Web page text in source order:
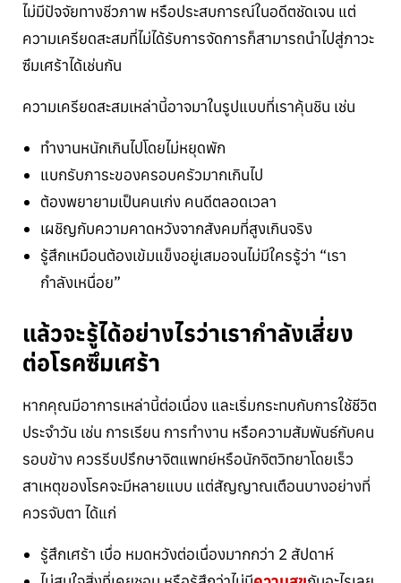
ไม่มีปัจจัยทางชีวภาพ หรือประสบการณ์ในอดีตชัดเจน แต่
ความเครียดสะสมที่ไม่ได้รับการจัดการก็สามารถนำไปสู่ภาวะ
ซึมเศร้าได้เช่นกัน
ความเครียดสะสมเหล่านี้อาจมาในรูปแบบที่เราคุ้นชิน เช่น
ทำงานหนักเกินไปโดยไม่หยุดพัก
แบกรับภาระของครอบครัวมากเกินไป
ต้องพยายามเป็นคนเก่ง คนดีตลอดเวลา
เผชิญกับความคาดหวังจากสังคมที่สูงเกินจริง
รู้สึกเหมือนต้องเข้มแข็งอยู่เสมอจนไม่มีใครรู้ว่า “เรา
กำลังเหนื่อย”
แล้วจะรู้ได้อย่างไรว่าเรากำลังเสี่ยง
ต่อโรคซึมเศร้า
หากคุณมีอาการเหล่านี้ต่อเนื่อง และเริ่มกระทบกับการใช้ชีวิต
ประจำวัน เช่น การเรียน การทำงาน หรือความสัมพันธ์กับคน
รอบข้าง ควรรีบปรึกษาจิตแพทย์หรือนักจิตวิทยาโดยเร็ว
สาเหตุของโรคจะมีหลายแบบ แต่สัญญาณเตือนบางอย่างที่
ควรจับตา ได้แก่
รู้สึกเศร้า เบื่อ หมดหวังต่อเนื่องมากกว่า 2 สัปดาห์